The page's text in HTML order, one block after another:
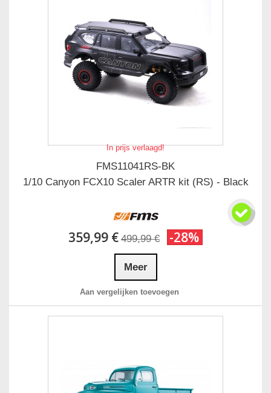
In prijs verlaagd!
FMS11041RS-BK
1/10 Canyon FCX10 Scaler ARTR kit (RS) - Black
359,99 € 499,99 € -28%
Meer
Aan vergelijken toevoegen